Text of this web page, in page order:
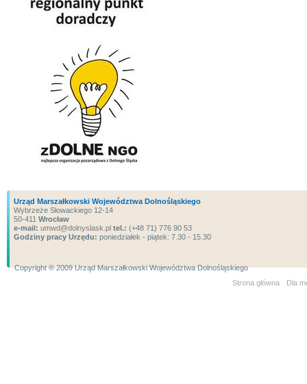
Urząd Marszałkowski Województwa Dolnośląskiego
Wybrzeże Słowackiego 12-14
50-411 Wrocław
e-mail: umwd@dolnyslask.pl tel.: (+48 71) 776 90 53
Godziny pracy Urzędu: poniedziałek - piątek: 7.30 - 15.30
Copyright ® 2009 Urząd Marszałkowski Województwa Dolnośląskiego
Strona główna
Dla